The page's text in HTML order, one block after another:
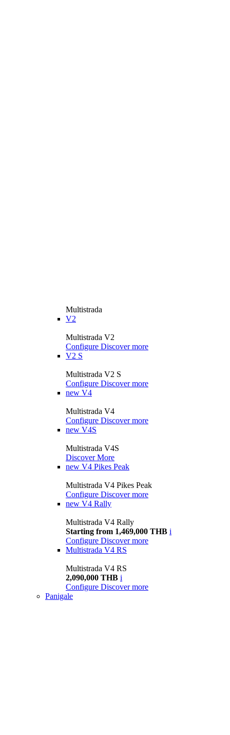
Multistrada
V2
Multistrada V2
Configure Discover more
V2 S
Multistrada V2 S
Configure Discover more
new V4
Multistrada V4
Configure Discover more
new V4S
Multistrada V4S
Discover More
new V4 Pikes Peak
Multistrada V4 Pikes Peak
Configure Discover more
new V4 Rally
Multistrada V4 Rally
Starting from 1,469,000 THB i
Configure Discover more
Multistrada V4 RS
Multistrada V4 RS
2,090,000 THB i
Configure Discover more
Panigale